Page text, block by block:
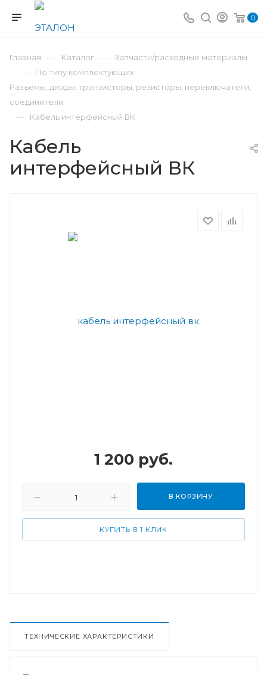
0
Главная — Каталог — Запчасти/расходные материалы
— По типу комплектующих —
Разъемы, диоды, транзисторы, резисторы, переключатели,
соединители
— Кабель интерфейсный ВК
Кабель
интерфейсный ВК
1 200 руб.
В КОРЗИНУ
КУПИТЬ В 1 КЛИК
ТЕХНИЧЕСКИЕ ХАРАКТЕРИСТИКИ